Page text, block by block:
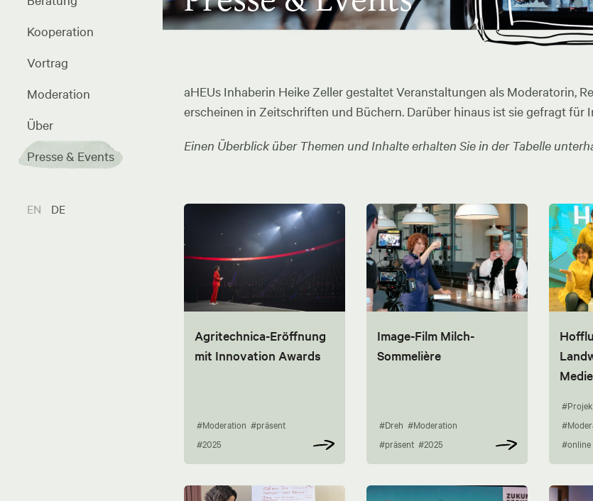
Kooperation
Vortrag
Moderation
Über
Presse & Events
EN DE
aHEUs Inhaberin Heike Zeller gestaltet Veranstaltungen als Moderatorin,
erscheinen in Zeitschriften und Büchern. Darüber hinaus ist sie gefragt für
Einen Überblick über Themen und Inhalte erhalten Sie in der Tabelle
Agritechnica-Eröffnung
mit Innovation Awards
#Moderation #präsent
#2025
Image-Film Milch-
Sommelière
#Dreh #Moderation
#präsent #2025
#online